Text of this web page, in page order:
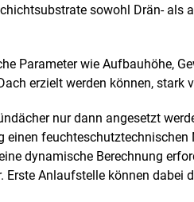
sowohl Drän-
Parameter wie Aufbauhöhe,
erzielt werden können,
nur dann angesetzt
dynamische Berechnung
Anlaufstelle können dabei